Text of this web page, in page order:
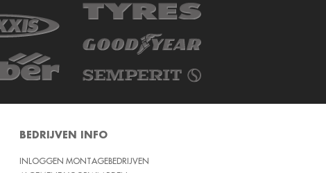
BEDRIJVEN INFO
INLOGGEN MONTAGEBEDRIJVEN